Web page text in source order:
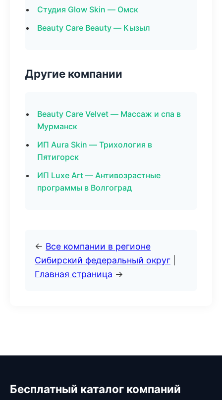
Студия Glow Skin — Омск
Beauty Care Beauty — Кызыл
Другие компании
Beauty Care Velvet — Массаж и спа в
Мурманск
ИП Aura Skin — Трихология в
Пятигорск
ИП Luxe Art — Антивозрастные
программы в Волгоград
← Все компании в регионе
Сибирский федеральный округ
Главная страница →
Бесплатный каталог компаний